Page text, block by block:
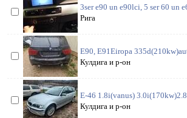
3ser e90 un e90lci, 5 ser 60 un
Рига
E90, E91Eiropa
Кулдига и р-он
E-46 1.8i(vanus)
Кулдига и р-он